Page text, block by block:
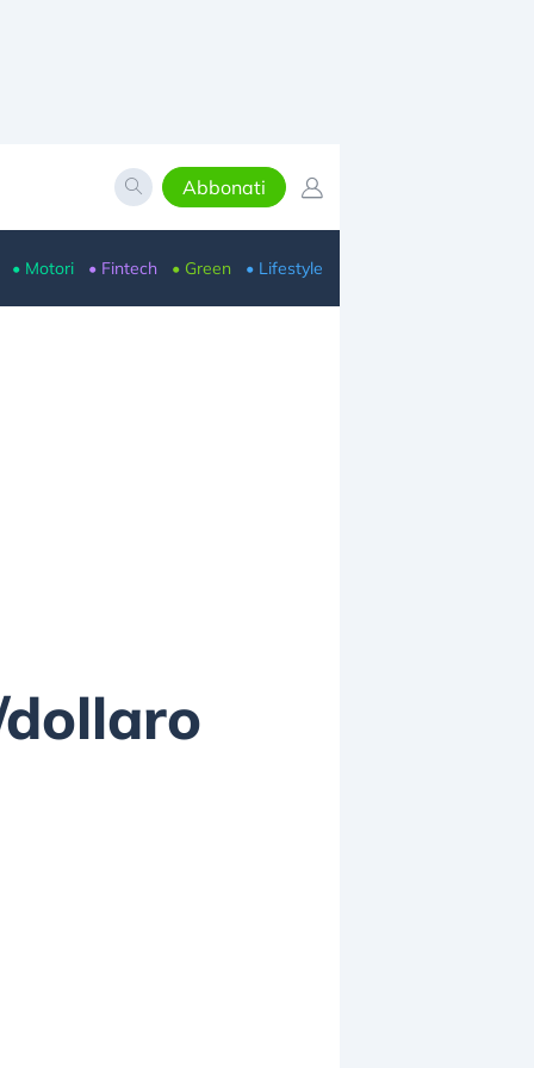
Abbonati
• Motori • Fintech • Green • Lifestyle